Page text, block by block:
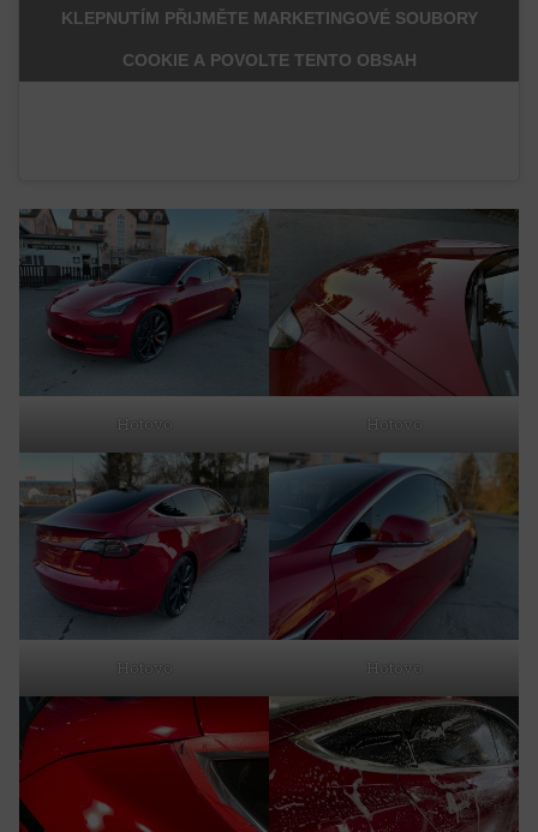
KLEPNUTÍM PŘIJMĚTE MARKETINGOVÉ SOUBORY
COOKIE A POVOLTE TENTO OBSAH
Hotovo Hotovo
Hotovo Hotovo